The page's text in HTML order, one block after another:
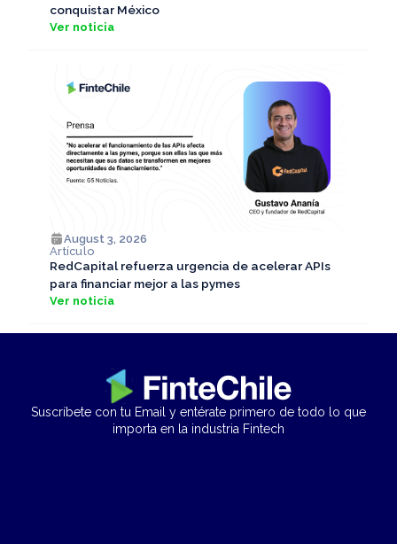
conquistar México
Ver noticia
August 3, 2026
Artículo
RedCapital refuerza urgencia de acelerar APIs
para financiar mejor a las pymes
Ver noticia
Suscríbete con tu Email y entérate primero de todo lo que
importa en la industria Fintech